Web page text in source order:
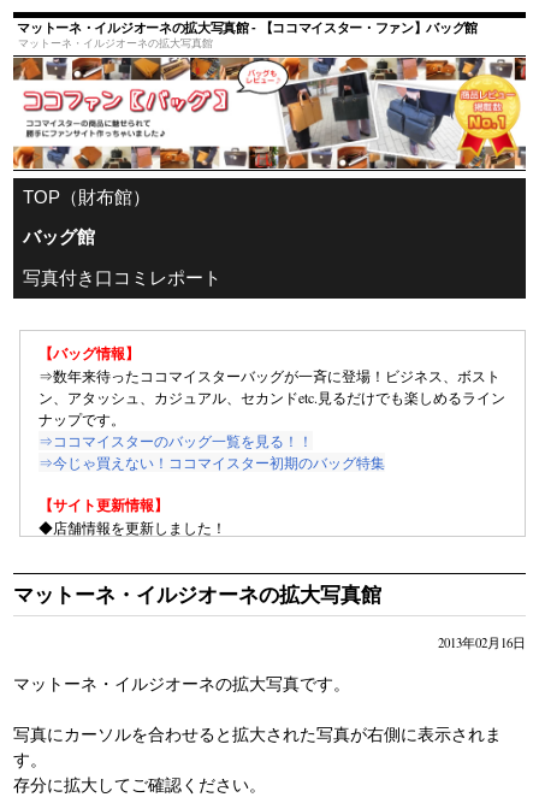
マットーネ・イルジオーネの拡大写真館 - 【ココマイスター・ファン】バッグ館
マットーネ・イルジオーネの拡大写真館
TOP（財布館）
バッグ館
写真付き口コミレポート
【バッグ情報】
⇒数年来待ったココマイスターバッグが一斉に登場！ビジネス、ボスト
ン、アタッシュ、カジュアル、セカンドetc.見るだけでも楽しめるライン
ナップです。
⇒ココマイスターのバッグ一覧を見る！！
⇒今じゃ買えない！ココマイスター初期のバッグ特集
【サイト更新情報】
◆店舗情報を更新しました！
ト！
◆商品の口コミレビューを更新しました！
マットーネ・イルジオーネの拡大写真館
2013年02月16日
マットーネ・イルジオーネの拡大写真です。
写真にカーソルを合わせると拡大された写真が右側に表示されま
す。
存分に拡大してご確認ください。